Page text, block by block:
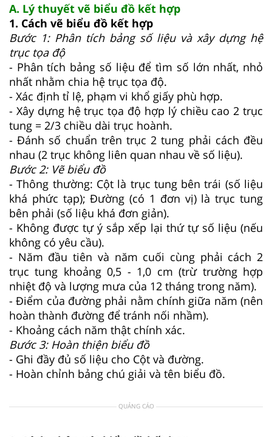
A. Lý thuyết vẽ biểu đồ kết hợp
1. Cách vẽ biểu đồ kết hợp
Bước 1: Phân tích bảng số liệu và xây dựng hệ
trục tọa độ
- Phân tích bảng số liệu để tìm số lớn nhất, nhỏ
nhất nhằm chia hệ trục tọa độ.
- Xác định tỉ lệ, phạm vi khổ giấy phù hợp.
- Xây dựng hệ trục tọa độ hợp lý chiều cao 2 trục
tung = 2/3 chiều dài trục hoành.
- Đánh số chuẩn trên trục 2 tung phải cách đều
nhau (2 trục không liên quan nhau về số liệu).
Bước 2: Vẽ biểu đồ
- Thông thường: Cột là trục tung bên trái (số liệu
khá phức tạp); Đường (có 1 đơn vị) là trục tung
bên phải (số liệu khá đơn giản).
- Không được tự ý sắp xếp lại thứ tự số liệu (nếu
không có yêu cầu).
- Năm đầu tiên và năm cuối cùng phải cách 2
trục tung khoảng 0,5 - 1,0 cm (trừ trường hợp
nhiệt độ và lượng mưa của 12 tháng trong năm).
- Điểm của đường phải nằm chính giữa năm (nên
hoàn thành đường để tránh nối nhầm).
- Khoảng cách năm thật chính xác.
Bước 3: Hoàn thiện biểu đồ
- Ghi đầy đủ số liệu cho Cột và đường.
- Hoàn chỉnh bảng chú giải và tên biểu đồ.
QUẢNG CÁO